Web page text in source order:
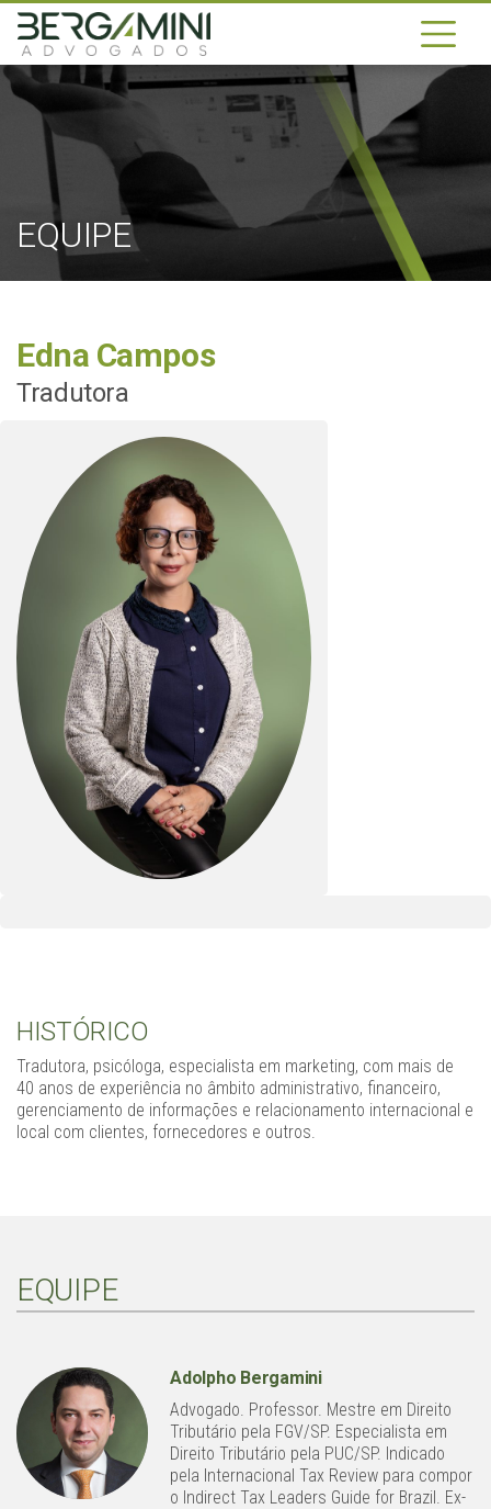
EQUIPE
Edna Campos
Tradutora
HISTÓRICO
Tradutora, psicóloga, especialista em marketing, com mais de
40 anos de experiência no âmbito administrativo, financeiro,
gerenciamento de informações e relacionamento internacional e
local com clientes, fornecedores e outros.
EQUIPE
Adolpho Bergamini
Advogado. Professor. Mestre em Direito
Tributário pela FGV/SP. Especialista em
Direito Tributário pela PUC/SP. Indicado
pela Internacional Tax Review para compor
o Indirect Tax Leaders Guide for Brazil. Ex-